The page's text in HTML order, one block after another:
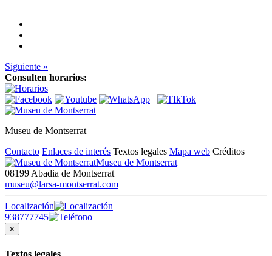
Siguiente »
Consulten horarios:
Museu de Montserrat
Contacto Enlaces de interés Textos legales Mapa web Créditos
Museu de Montserrat
08199 Abadia de Montserrat
museu@larsa-montserrat.com
Localización
938777745
×
Textos legales